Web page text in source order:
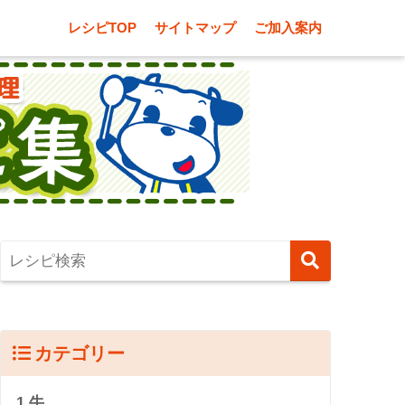
レシピTOP サイトマップ ご加入案内
カテゴリー